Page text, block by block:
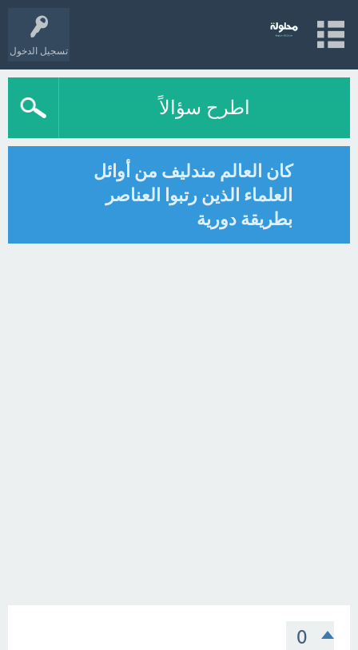
تسجيل الدخول
اطرح سؤالاً
كان العالم مندليف من أوائل
العلماء الذين رتبوا العناصر
بطريقة دورية
0